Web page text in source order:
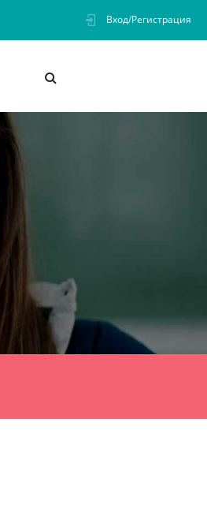
Вход/Регистрация